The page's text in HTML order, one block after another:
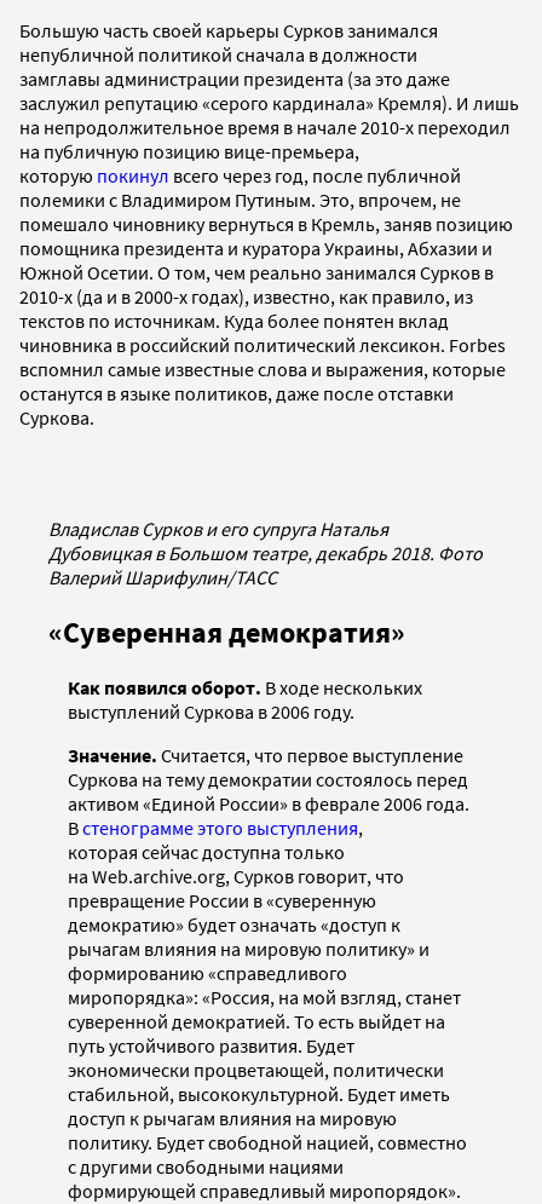
Большую часть своей карьеры Сурков занимался
непубличной политикой сначала в должности
замглавы администрации президента (за это даже
заслужил репутацию «серого кардинала» Кремля). И лишь
на непродолжительное время в начале 2010-х переходил
на публичную позицию вице-премьера,
которую покинул всего через год, после публичной
полемики с Владимиром Путиным. Это, впрочем, не
помешало чиновнику вернуться в Кремль, заняв позицию
помощника президента и куратора Украины, Абхазии и
Южной Осетии. О том, чем реально занимался Сурков в
2010-х (да и в 2000-х годах), известно, как правило, из
текстов по источникам. Куда более понятен вклад
чиновника в российский политический лексикон. Forbes
вспомнил самые известные слова и выражения, которые
останутся в языке политиков, даже после отставки
Суркова.
Владислав Сурков и его супруга Наталья
Дубовицкая в Большом театре, декабрь 2018. Фото
Валерий Шарифулин/ТАСС
«Суверенная демократия»
Как появился оборот. В ходе нескольких
выступлений Суркова в 2006 году.
Значение. Считается, что первое выступление
Суркова на тему демократии состоялось перед
активом «Единой России» в феврале 2006 года.
Встенограмме этого выступления,
которая сейчас доступна только
на Web.archive.org, Сурков говорит, что
превращение России в «суверенную
демократию» будет означать «доступ к
рычагам влияния на мировую политику» и
формированию «справедливого
миропорядка»: «Россия, на мой взгляд, станет
суверенной демократией. То есть выйдет на
путь устойчивого развития. Будет
экономически процветающей, политически
стабильной, высококультурной. Будет иметь
доступ к рычагам влияния на мировую
политику. Будет свободной нацией, совместно
с другими свободными нациями
формирующей справедливый миропорядок».